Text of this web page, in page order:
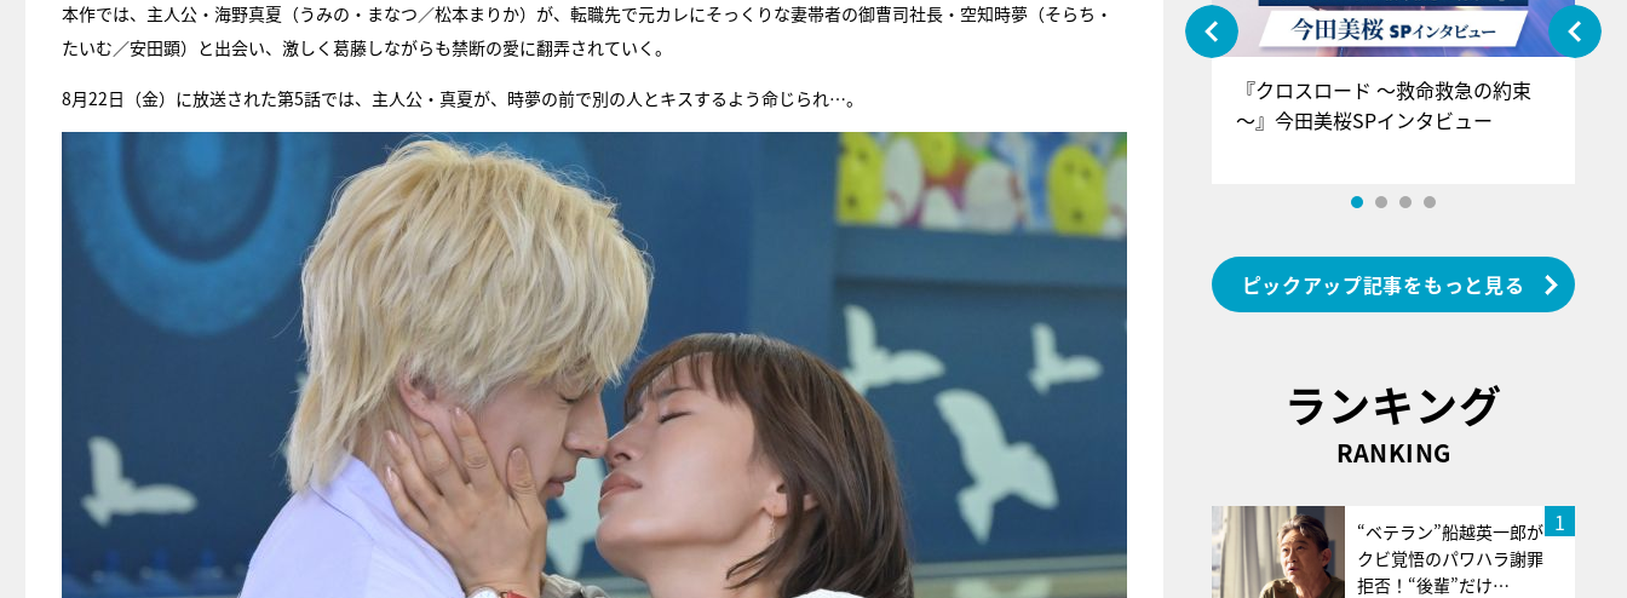
本作では、主人公・海野真夏（うみの・まなつ／松本まりか）が、転職先で元カレにそっくりな妻帯者の御曹司社長・空知時夢（そらち・
たいむ／安田顕）と出会い、激しく葛藤しながらも禁断の愛に翻弄されていく。
8月22日（金）に放送された第5話では、主人公・真夏が、時夢の前で別の人とキスするよう命じられ…。
ビュー
『クロスロード ～救命救急の約束
～』今田美桜SPインタビュー
ピックアップ記事をもっと見る
ランキング
RANKING
1
“ベテラン”船越英一郎が
クビ覚悟のパワハラ謝罪
拒否！“後輩”だけ…